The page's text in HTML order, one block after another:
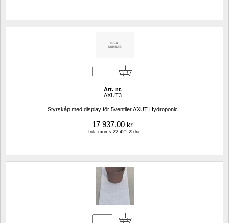
Art. nr.
AXUT3
Styrskåp med display för 5ventiler AXUT Hydroponic
17 937,00 kr
Ink. moms.22 421,25 kr